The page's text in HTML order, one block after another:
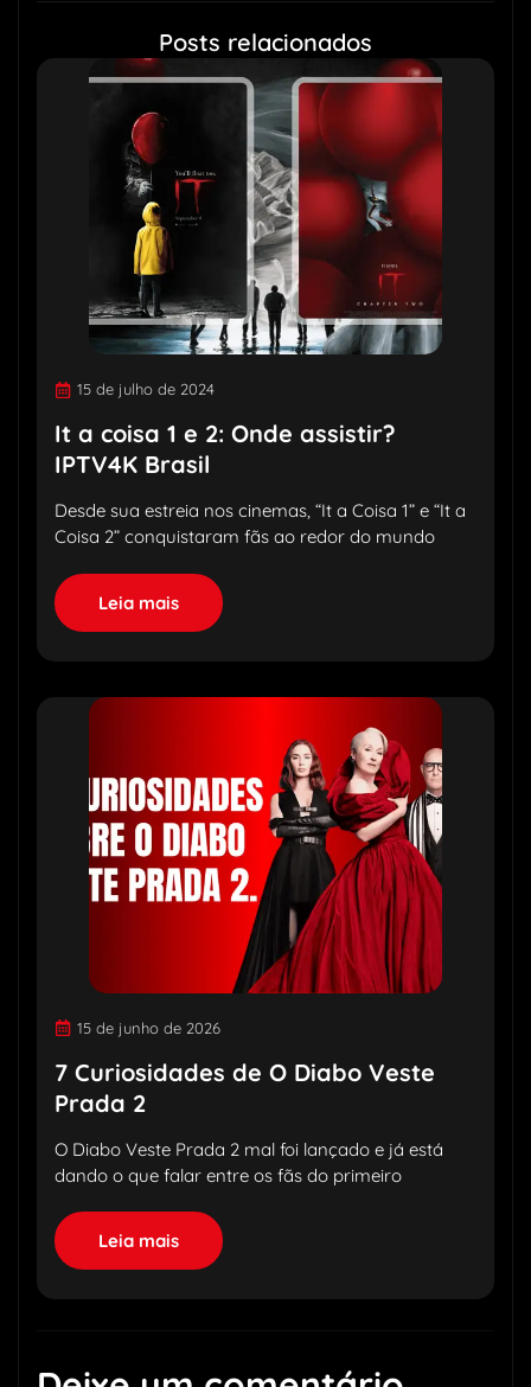
Posts relacionados
15 de julho de 2024
It a coisa 1 e 2: Onde assistir?
IPTV4K Brasil
Desde sua estreia nos cinemas, “It a Coisa 1” e “It a
Coisa 2” conquistaram fãs ao redor do mundo
Leia mais
15 de junho de 2026
7 Curiosidades de O Diabo Veste
Prada 2
O Diabo Veste Prada 2 mal foi lançado e já está
dando o que falar entre os fãs do primeiro
Leia mais